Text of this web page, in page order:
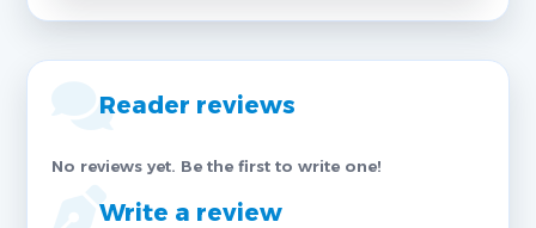
Reader reviews
No reviews yet. Be the first to write one!
Write a review